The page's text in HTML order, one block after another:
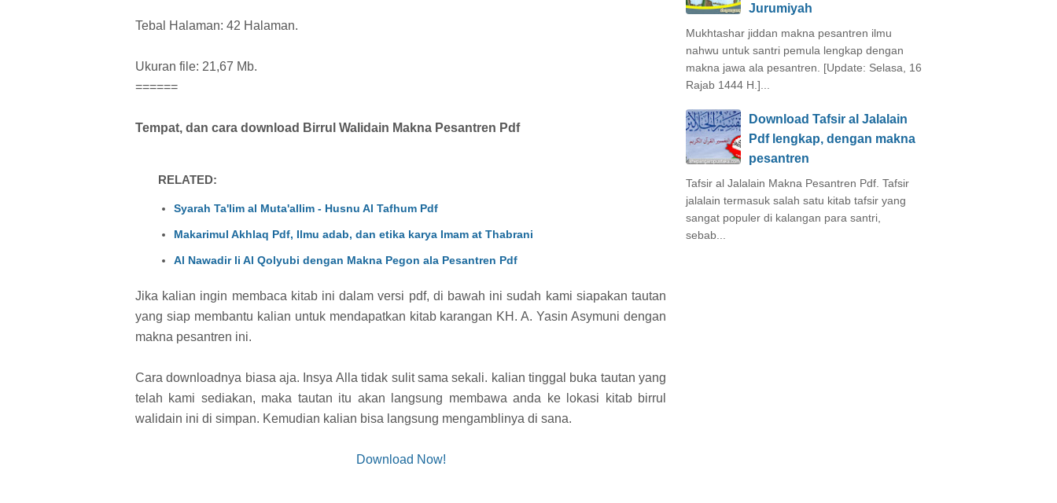
Tebal Halaman: 42 Halaman.
Ukuran file: 21,67 Mb.
======
Tempat, dan cara download Birrul Walidain Makna Pesantren Pdf
RELATED:
Syarah Ta'lim al Muta'allim - Husnu Al Tafhum Pdf
Makarimul Akhlaq Pdf, Ilmu adab, dan etika karya Imam at Thabrani
Al Nawadir li Al Qolyubi dengan Makna Pegon ala Pesantren Pdf
Jika kalian ingin membaca kitab ini dalam versi pdf, di bawah ini sudah kami siapakan tautan
yang siap membantu kalian untuk mendapatkan kitab karangan KH. A. Yasin Asymuni dengan
makna pesantren ini.
Cara downloadnya biasa aja. Insya Alla tidak sulit sama sekali. kalian tinggal buka tautan yang
telah kami sediakan, maka tautan itu akan langsung membawa anda ke lokasi kitab birrul
walidain ini di simpan. Kemudian kalian bisa langsung mengamblinya di sana.
Download Now!
Jurumiyah
Mukhtashar jiddan makna pesantren ilmu
nahwu untuk santri pemula lengkap dengan
makna jawa ala pesantren. [Update: Selasa, 16
Rajab 1444 H.]...
Download Tafsir al Jalalain
Pdf lengkap, dengan makna
pesantren
Tafsir al Jalalain Makna Pesantren Pdf. Tafsir
jalalain termasuk salah satu kitab tafsir yang
sangat populer di kalangan para santri,
sebab...